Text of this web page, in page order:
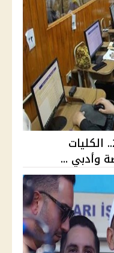
تنسيق المرحلة الثانية 2026.. الكليات
وأدبي ...